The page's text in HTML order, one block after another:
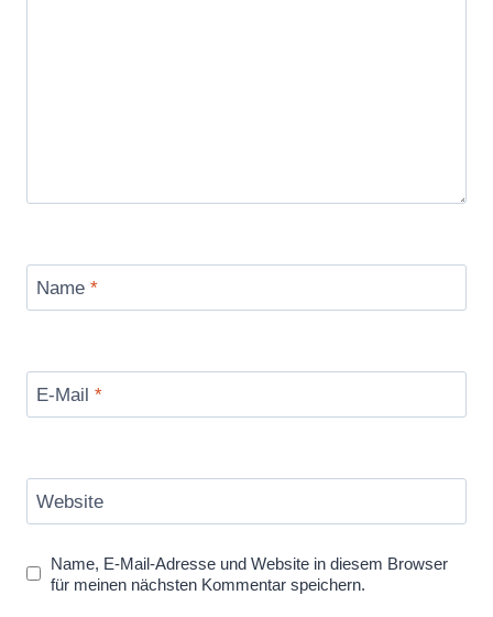
Name *
E-Mail *
Website
Name, E-Mail-Adresse und Website in diesem Browser
für meinen nächsten Kommentar speichern.